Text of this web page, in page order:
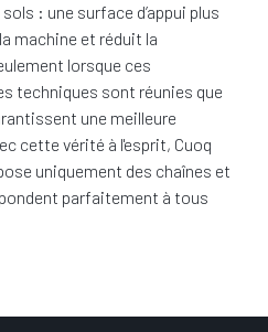
: une surface d’appui plus
machine et réduit la
lorsque ces
techniques sont réunies que
une meilleure
cette vérité à l'esprit, Cuoq
uniquement des chaînes et
parfaitement à tous